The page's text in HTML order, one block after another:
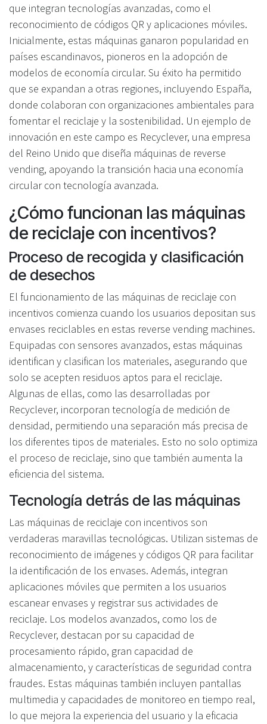
que integran tecnologías avanzadas, como el
reconocimiento de códigos QR y aplicaciones móviles.
Inicialmente, estas máquinas ganaron popularidad en
países escandinavos, pioneros en la adopción de
modelos de economía circular. Su éxito ha permitido
que se expandan a otras regiones, incluyendo España,
donde colaboran con organizaciones ambientales para
fomentar el reciclaje y la sostenibilidad. Un ejemplo de
innovación en este campo es Recyclever, una empresa
del Reino Unido que diseña máquinas de reverse
vending, apoyando la transición hacia una economía
circular con tecnología avanzada.
¿Cómo funcionan las máquinas
de reciclaje con incentivos?
Proceso de recogida y clasificación
de desechos
El funcionamiento de las máquinas de reciclaje con
incentivos comienza cuando los usuarios depositan sus
envases reciclables en estas reverse vending machines.
Equipadas con sensores avanzados, estas máquinas
identifican y clasifican los materiales, asegurando que
solo se acepten residuos aptos para el reciclaje.
Algunas de ellas, como las desarrolladas por
Recyclever, incorporan tecnología de medición de
densidad, permitiendo una separación más precisa de
los diferentes tipos de materiales. Esto no solo optimiza
el proceso de reciclaje, sino que también aumenta la
eficiencia del sistema.
Tecnología detrás de las máquinas
Las máquinas de reciclaje con incentivos son
verdaderas maravillas tecnológicas. Utilizan sistemas de
reconocimiento de imágenes y códigos QR para facilitar
la identificación de los envases. Además, integran
aplicaciones móviles que permiten a los usuarios
escanear envases y registrar sus actividades de
reciclaje. Los modelos avanzados, como los de
Recyclever, destacan por su capacidad de
procesamiento rápido, gran capacidad de
almacenamiento, y características de seguridad contra
fraudes. Estas máquinas también incluyen pantallas
multimedia y capacidades de monitoreo en tiempo real,
lo que mejora la experiencia del usuario y la eficacia